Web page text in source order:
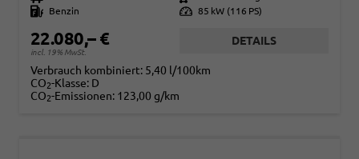
Kraftstoff
Benzin Leistung 85 kW (116 PS)
22.080,– €
incl. 19% MwSt.
DETAILS
Verbrauch kombiniert: 5,40 l/100km
CO2-Klasse: D
CO2-Emissionen: 123,00 g/km